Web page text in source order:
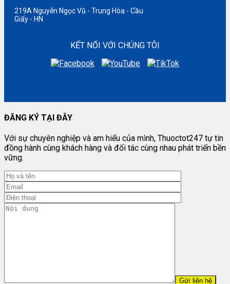
219A Nguyễn Ngọc Vũ - Trung Hòa - Cầu
Giấy - HN
KẾT NỐI VỚI CHÚNG TÔI
ĐĂNG KÝ TẠI ĐÂY
Với sự chuyên nghiệp và am hiểu của mình, Thuoctot247 tự tin
đồng hành cùng khách hàng và đối tác cùng nhau phát triển bền
vững.